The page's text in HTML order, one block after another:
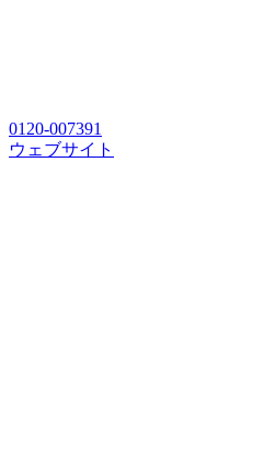
0120-007391
ウェブサイト